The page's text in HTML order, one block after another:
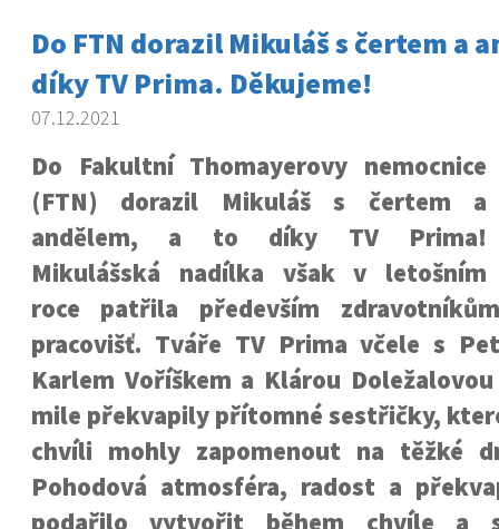
Do FTN dorazil Mikuláš s čertem a
díky TV Prima. Děkujeme!
07.12.2021
Do Fakultní Thomayerovy nemocnice
(FTN) dorazil Mikuláš s čertem a
andělem, a to díky TV Prima!
Mikulášská nadílka však v letošním
roce patřila především
pracovišť. Tváře TV Prima včele s
Karlem Voříškem a Klárou
mile překvapily přítomné sestřičky,
chvíli mohly zapomenout na těžké
Pohodová atmosféra, radost a
podařilo vytvořit během chvíle a